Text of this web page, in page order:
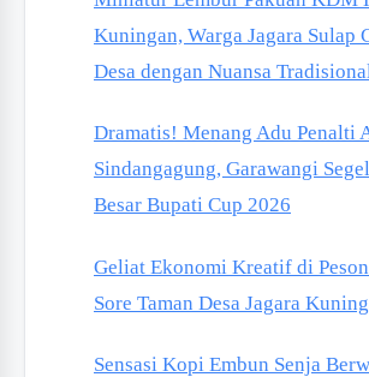
Kuningan, Warga Jagara Sulap
Desa dengan Nuansa
Dramatis! Menang Adu Penalti
Sindangagung, Garawangi
Besar Bupati Cup 2026
Geliat Ekonomi Kreatif di
Sore Taman Desa Jagara
Sensasi Kopi Embun Senja